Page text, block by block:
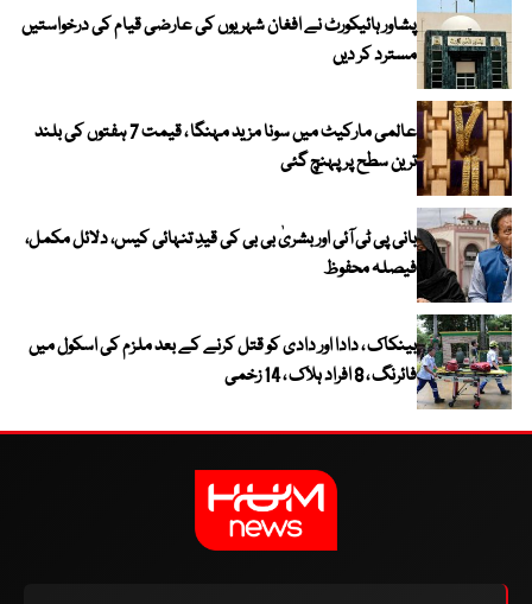
پشاور ہائیکورٹ نے افغان شہریوں کی عارضی قیام کی درخواستیں
مسترد کر دیں
عالمی مارکیٹ میں سونا مزید مہنگا ، قیمت 7 ہفتوں کی بلند
ترین سطح پر پہنچ گئی
بانی پی ٹی آئی اور بشریٰ بی بی کی قیدِ تنہائی کیس، دلائل مکمل،
فیصلہ محفوظ
بینکاک ، دادا اور دادی کو قتل کرنے کے بعد ملزم کی اسکول میں
فائرنگ ، 8 افراد ہلاک ، 14 زخمی